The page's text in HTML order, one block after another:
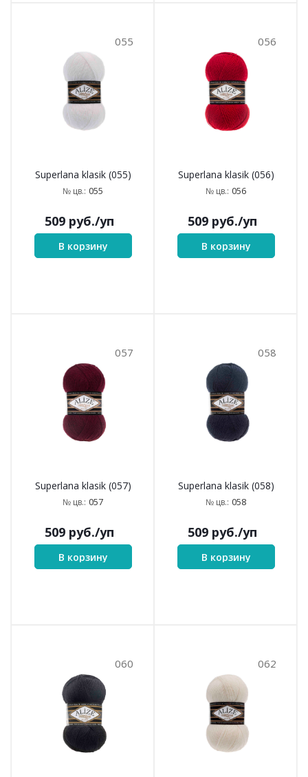
055
Superlana klasik (055)
№ цв.: 055
509 руб./уп
В корзину
056
Superlana klasik (056)
№ цв.: 056
509 руб./уп
В корзину
057
Superlana klasik (057)
№ цв.: 057
509 руб./уп
В корзину
058
Superlana klasik (058)
№ цв.: 058
509 руб./уп
В корзину
060 062